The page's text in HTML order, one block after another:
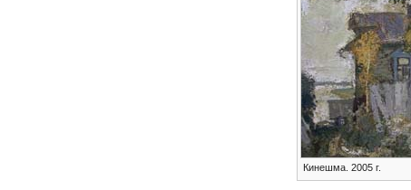
Кинешма. 2005 г.